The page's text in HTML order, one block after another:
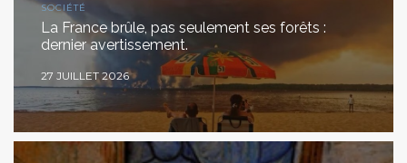
SOCIÉTÉ
La France brûle, pas seulement ses forêts :
dernier avertissement.
27 JUILLET 2026